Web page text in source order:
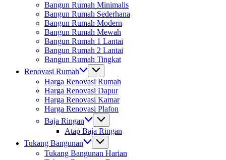
Bangun Rumah Minimalis
Bangun Rumah Sederhana
Bangun Rumah Modern
Bangun Rumah Mewah
Bangun Rumah 1 Lantai
Bangun Rumah 2 Lantai
Bangun Rumah Tingkat
Renovasi Rumah
Harga Renovasi Rumah
Harga Renovasi Dapur
Harga Renovasi Kamar
Harga Renovasi Plafon
Baja Ringan
Atap Baja Ringan
Tukang Bangunan
Tukang Bangunan Harian